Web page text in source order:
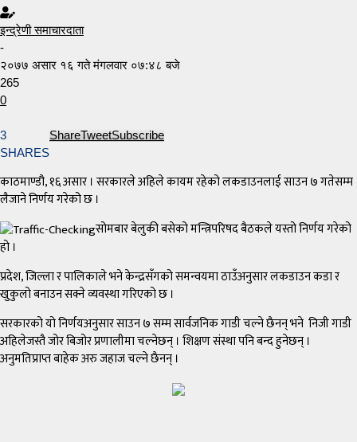
इन्द्रेणी समाचारदाता
-
२०७७ असार १६ गते मंगलवार ०७:४८ बजे
265
0
3
SHARES
ShareTweetSubscribe
काठमाण्डौ, १६ असार । सरकारले अहिले कायम रहेको लकडाउनलाई साउन ७ गतेसम्म
लैजाने निर्णय गरेको छ ।
सोमबार बेलुकी बसेको मन्त्रिपरिषद बैठकले यस्तो निर्णय गरेको
हो ।
प्रदेश, जिल्ला र पालिकाले भने केन्द्रसँगको समन्वयमा ठाउँअनुसार लकडाउन कडा र
खुकुलो बनाउन सक्ने व्यवस्था गरिएको छ ।
सरकारको यो निर्णयअनुसार साउन ७ सम्म सार्वजनिक गाडी चल्ने छैनन् भने निजी गाडी
अहिलेजस्तै जोर बिजोर प्रणालीमा चल्नेछन् । शिक्षण संस्था पनि बन्द हुनेछन् ।
अनुमतिप्राप्त बाहेक अरु जहाज चल्ने छैनन् ।